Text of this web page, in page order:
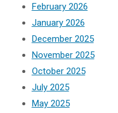
February 2026
January 2026
December 2025
November 2025
October 2025
July 2025
May 2025